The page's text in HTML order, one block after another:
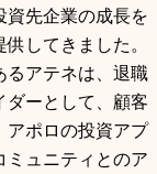
資先企業の成長を
してきました。
るアテネは、退職
ダーとして、顧客
アポロの投資アプ
ミュニティとのア